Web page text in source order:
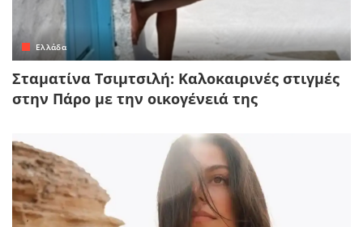
Ελλάδα
Σταματίνα Τσιμτσιλή: Καλοκαιρινές στιγμές
στην Πάρο με την οικογένειά της